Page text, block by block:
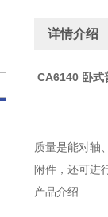
详情介绍
CA6140 卧式
质量是能对轴
附件，还可进
产品介绍